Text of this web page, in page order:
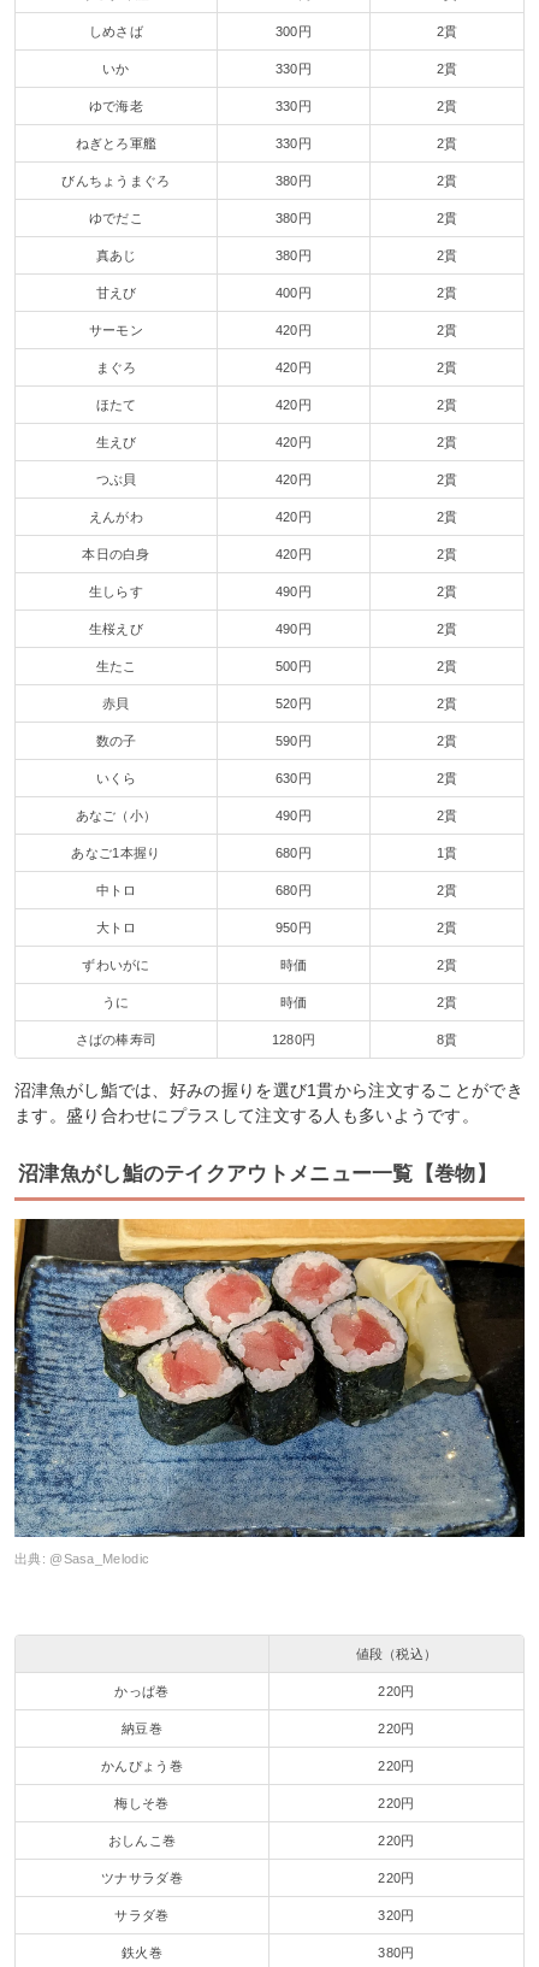
しめさば 300円 2貫
いか 330円 2貫
ゆで海老 330円 2貫
ねぎとろ軍艦 330円 2貫
びんちょうまぐろ 380円 2貫
ゆでだこ 380円 2貫
真あじ 380円 2貫
甘えび 400円 2貫
サーモン 420円 2貫
まぐろ 420円 2貫
ほたて 420円 2貫
生えび 420円 2貫
つぶ貝 420円 2貫
えんがわ 420円 2貫
本日の白身 420円 2貫
生しらす 490円 2貫
生桜えび 490円 2貫
生たこ 500円 2貫
赤貝 520円 2貫
数の子 590円 2貫
いくら 630円 2貫
あなご（小） 490円 2貫
あなご1本握り 680円 1貫
中トロ 680円 2貫
大トロ 950円 2貫
ずわいがに 時価 2貫
うに 時価 2貫
さばの棒寿司 1280円 8貫
沼津魚がし鮨では、好みの握りを選び1貫から注文することができ
ます。盛り合わせにプラスして注文する人も多いようです。
沼津魚がし鮨のテイクアウトメニュー一覧【巻物】
出典: @Sasa_Melodic
値段（税込）
かっぱ巻 220円
納豆巻 220円
かんぴょう巻 220円
梅しそ巻 220円
おしんこ巻 220円
ツナサラダ巻 220円
サラダ巻 320円
鉄火巻 380円